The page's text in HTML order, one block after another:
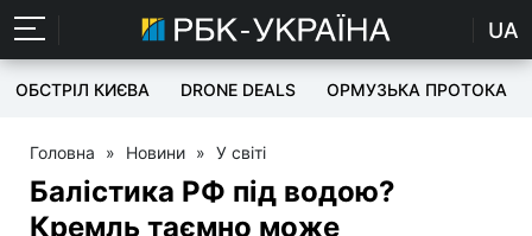
UA
ОБСТРІЛ КИЄВА DRONE DEALS ОРМУЗЬКА ПРОТОКА
Головна » Новини » У світі
Балістика РФ під водою?
Кремль таємно може